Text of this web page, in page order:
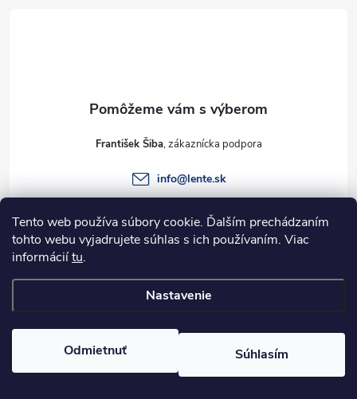
Tento web používa súbory cookie. Ďalším prechádzaním
tohto webu vyjadrujete súhlas s ich používaním. Viac
informáciítu.
Nastavenie
Odmietnuť Súhlasím
e
František Šiba
info@lente.sk
Informácie pre vás
. Všetky práva vyhradené.